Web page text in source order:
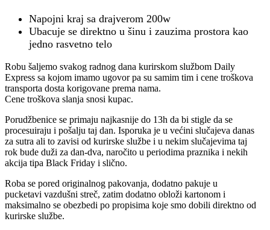
Napojni kraj sa drajverom 200w
Ubacuje se direktno u šinu i zauzima prostora kao
jedno rasvetno telo
Robu šaljemo svakog radnog dana kurirskom službom Daily
Express sa kojom imamo ugovor pa su samim tim i cene troškova
transporta dosta korigovane prema nama.
Cene troškova slanja snosi kupac.
Porudžbenice se primaju najkasnije do 13h da bi stigle da se
procesuiraju i pošalju taj dan. Isporuka je u većini slučajeva danas
za sutra ali to zavisi od kurirske službe i u nekim slučajevima taj
rok bude duži za dan-dva, naročito u periodima praznika i nekih
akcija tipa Black Friday i slično.
Roba se pored originalnog pakovanja, dodatno pakuje u
pucketavi vazdušni streč, zatim dodatno obloži kartonom i
maksimalno se obezbedi po propisima koje smo dobili direktno od
kurirske službe.